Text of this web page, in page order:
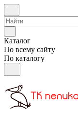
Каталог
По всему сайту
По каталогу